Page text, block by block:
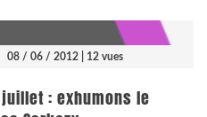
08 / 06 / 2012 | 12 vues
: exhumons le